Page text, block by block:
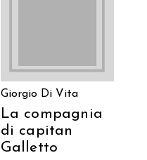
Giorgio Di Vita
La compagnia
di capitan
Galletto